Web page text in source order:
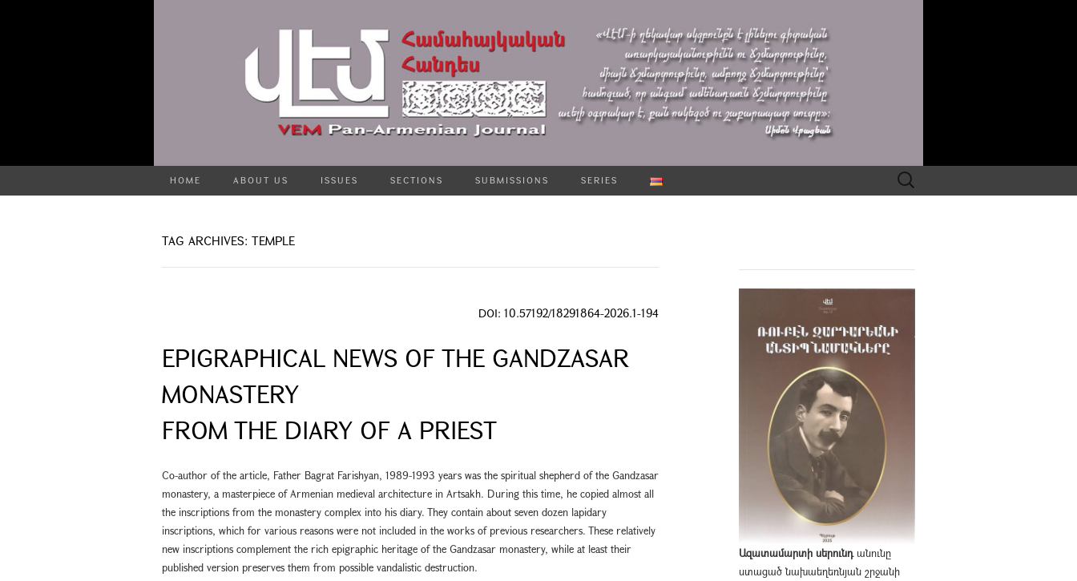
HOME ABOUT US ISSUES SECTIONS SUBMISSIONS SERIES
Search
for:
TAG ARCHIVES: TEMPLE
DOI: 10.57192/18291864-2026.1-194
EPIGRAPHICAL NEWS OF THE GANDZASAR
MONASTERY
FROM THE DIARY OF A PRIEST
Co-author of the article, Father Bagrat Farishyan, 1989-1993 years was the spiritual shepherd of the Gandzasar
monastery, a masterpiece of Armenian medieval architecture in Artsakh. During this time, he copied almost all
the inscriptions from the monastery complex into his diary. They contain about seven dozen lapidary
inscriptions, which for various reasons were not included in the works of previous researchers. These relatively
new inscriptions complement the rich epigraphic heritage of the Gandzasar monastery, while at least their
published version preserves them from possible vandalistic destruction.
Ազատամարտի սերունդանունը
ստացած նախաեղեռնյան շրջանի